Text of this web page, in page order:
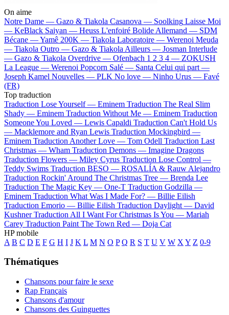
On aime
Notre Dame — Gazo & Tiakola Casanova — Soolking Laisse Moi
— KeBlack Saiyan — Heuss L'enfoiré Bolide Allemand — SDM
Bécane —Yamê 200K — Tiakola Laboratoire — Werenoi Meuda
— Tiakola Outro — Gazo & Tiakola Ailleurs — Josman Interlude
— Gazo & Tiakola Overdrive — Ofenbach 1 2 3 4 — ZOKUSH
La League — Werenoi Popcorn Salé — Santa Celui qui part —
Joseph Kamel Nouvelles — PLK No love — Ninho Urus — Favé
(FR)
Top traduction
Traduction Lose Yourself — Eminem Traduction The Real Slim
Shady — Eminem Traduction Without Me — Eminem Traduction
Someone You Loved — Lewis Capaldi Traduction Can't Hold Us
— Macklemore and Ryan Lewis Traduction Mockingbird —
Eminem Traduction Another Love — Tom Odell Traduction Last
Christmas — Wham Traduction Demons — Imagine Dragons
Traduction Flowers — Miley Cyrus Traduction Lose Control —
Teddy Swims Traduction BESO — ROSALÍA & Rauw Alejandro
Traduction Rockin' Around The Christmas Tree — Brenda Lee
Traduction The Magic Key — One-T Traduction Godzilla —
Eminem Traduction What Was I Made For? — Billie Eilish
Traduction Emorio — Billie Eilish Traduction Daylight — David
Kushner Traduction All I Want For Christmas Is You — Mariah
Carey Traduction Paint The Town Red — Doja Cat
HP mobile
A B C D E F G H I J K L M N O P Q R S T U V W X Y Z 0-9
Thématiques
Chansons pour faire le sexe
Rap Français
Chansons d'amour
Chansons des Guinguettes